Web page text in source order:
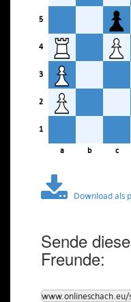
5
4
3
2
1
a b c
Download als
Sende
Freunde: